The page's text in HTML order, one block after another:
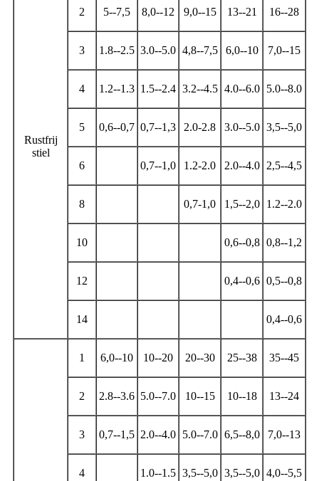
Rustfrij
stiel
2 5--7,5 8,0--12 9,0--15 13--21 16--28
3 1.8--2.5 3.0--5.0 4,8--7,5 6,0--10 7,0--15
4 1.2--1.3 1.5--2.4 3.2--4.5 4.0--6.0 5.0--8.0
5 0,6--0,7 0,7--1,3 2.0-2.8 3.0--5.0 3,5--5,0
6 0,7--1,0 1.2-2.0 2.0--4.0 2,5--4,5
8 0,7-1,0 1,5--2,0 1.2--2.0
10 0,6--0,8 0,8--1,2
12 0,4--0,6 0,5--0,8
14 0,4--0,6
1 6,0--10 10--20 20--30 25--38 35--45
2 2.8--3.6 5.0--7.0 10--15 10--18 13--24
3 0,7--1,5 2.0--4.0 5.0--7.0 6,5--8,0 7,0--13
4 1.0--1.5 3,5--5,0 3,5--5,0 4,0--5,5